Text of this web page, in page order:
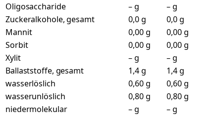
Oligosaccharide
– g
– g
Zuckeralkohole, gesamt
0,0 g
0,0 g
Mannit
0,00 g
0,00 g
Sorbit
0,00 g
0,00 g
Xylit
– g
– g
Ballaststoffe, gesamt
1,4 g
1,4 g
wasserlöslich
0,60 g
0,60 g
wasserunlöslich
0,80 g
0,80 g
niedermolekular
– g
– g